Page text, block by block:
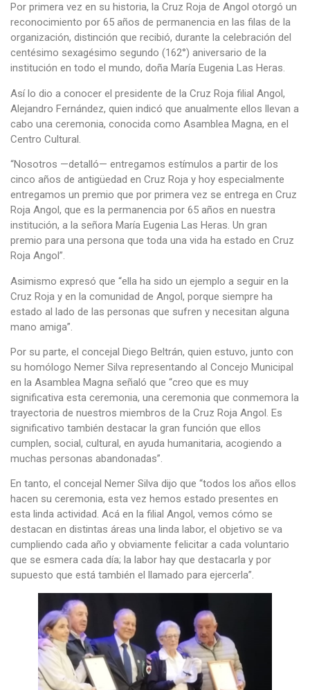
Por primera vez en su historia, la Cruz Roja de Angol otorgó un
reconocimiento por 65 años de permanencia en las filas de la
organización, distinción que recibió, durante la celebración del
centésimo sexagésimo segundo (162°) aniversario de la
institución en todo el mundo, doña María Eugenia Las Heras.
Así lo dio a conocer el presidente de la Cruz Roja filial Angol,
Alejandro Fernández, quien indicó que anualmente ellos llevan a
cabo una ceremonia, conocida como Asamblea Magna, en el
Centro Cultural.
“Nosotros —detalló— entregamos estímulos a partir de los
cinco años de antigüedad en Cruz Roja y hoy especialmente
entregamos un premio que por primera vez se entrega en Cruz
Roja Angol, que es la permanencia por 65 años en nuestra
institución, a la señora María Eugenia Las Heras. Un gran
premio para una persona que toda una vida ha estado en Cruz
Roja Angol”.
Asimismo expresó que “ella ha sido un ejemplo a seguir en la
Cruz Roja y en la comunidad de Angol, porque siempre ha
estado al lado de las personas que sufren y necesitan alguna
mano amiga”.
Por su parte, el concejal Diego Beltrán, quien estuvo, junto con
su homólogo Nemer Silva representando al Concejo Municipal
en la Asamblea Magna señaló que “creo que es muy
significativa esta ceremonia, una ceremonia que conmemora la
trayectoria de nuestros miembros de la Cruz Roja Angol. Es
significativo también destacar la gran función que ellos
cumplen, social, cultural, en ayuda humanitaria, acogiendo a
muchas personas abandonadas”.
En tanto, el concejal Nemer Silva dijo que “todos los años ellos
hacen su ceremonia, esta vez hemos estado presentes en
esta linda actividad. Acá en la filial Angol, vemos cómo se
destacan en distintas áreas una linda labor, el objetivo se va
cumpliendo cada año y obviamente felicitar a cada voluntario
que se esmera cada día; la labor hay que destacarla y por
supuesto que está también el llamado para ejercerla”.